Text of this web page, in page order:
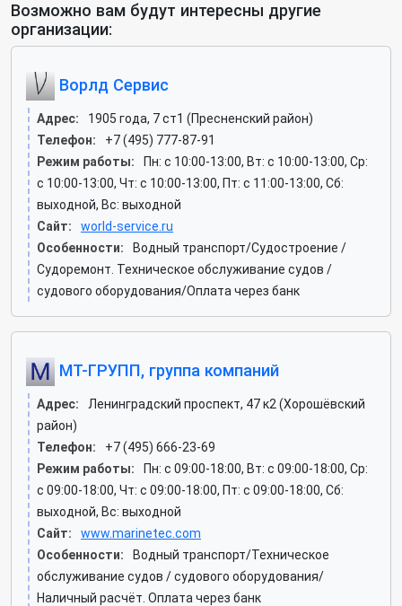
Возможно вам будут интересны другие
организации:
Ворлд Сервис
Адрес:
1905 года, 7 ст1 (Пресненский район)
Телефон:
+7 (495) 777-87-91
Режим работы:
Пн: c 10:00-13:00, Вт: c 10:00-13:00, Ср:
c 10:00-13:00, Чт: c 10:00-13:00, Пт: c 11:00-13:00, Сб:
выходной, Вс: выходной
Сайт:
world-service.ru
Особенности:
Водный транспорт/Судостроение /
Судоремонт. Техническое обслуживание судов /
судового оборудования/Оплата через банк
МТ-ГРУПП, группа компаний
Адрес:
Ленинградский проспект, 47 к2 (Хорошёвский
район)
Телефон:
+7 (495) 666-23-69
Режим работы:
Пн: c 09:00-18:00, Вт: c 09:00-18:00, Ср:
c 09:00-18:00, Чт: c 09:00-18:00, Пт: c 09:00-18:00, Сб:
выходной, Вс: выходной
Сайт:
www.marinetec.com
Особенности:
Водный транспорт/Техническое
обслуживание судов / судового оборудования/
Наличный расчёт. Оплата через банк